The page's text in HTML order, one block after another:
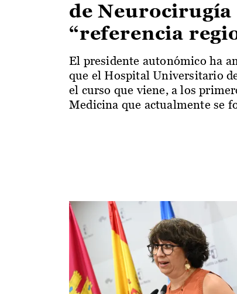
de Neurocirugía
“referencia
El presidente autonómico ha
que el Hospital Universitario
el curso que viene, a los
Medicina que actualmente se